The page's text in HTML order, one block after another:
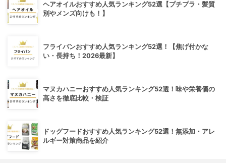
ヘアオイルおすすめ人気ランキング52選【プチプラ・髪質
別やメンズ向けも！】
フライパンおすすめ人気ランキング52選！【焦げ付かな
い・長持ち！2026最新】
マヌカハニーおすすめ人気ランキング52選！味や栄養価の
高さを徹底比較・検証
ドッグフードおすすめ人気ランキング52選！無添加・アレ
ルギー対策商品を紹介